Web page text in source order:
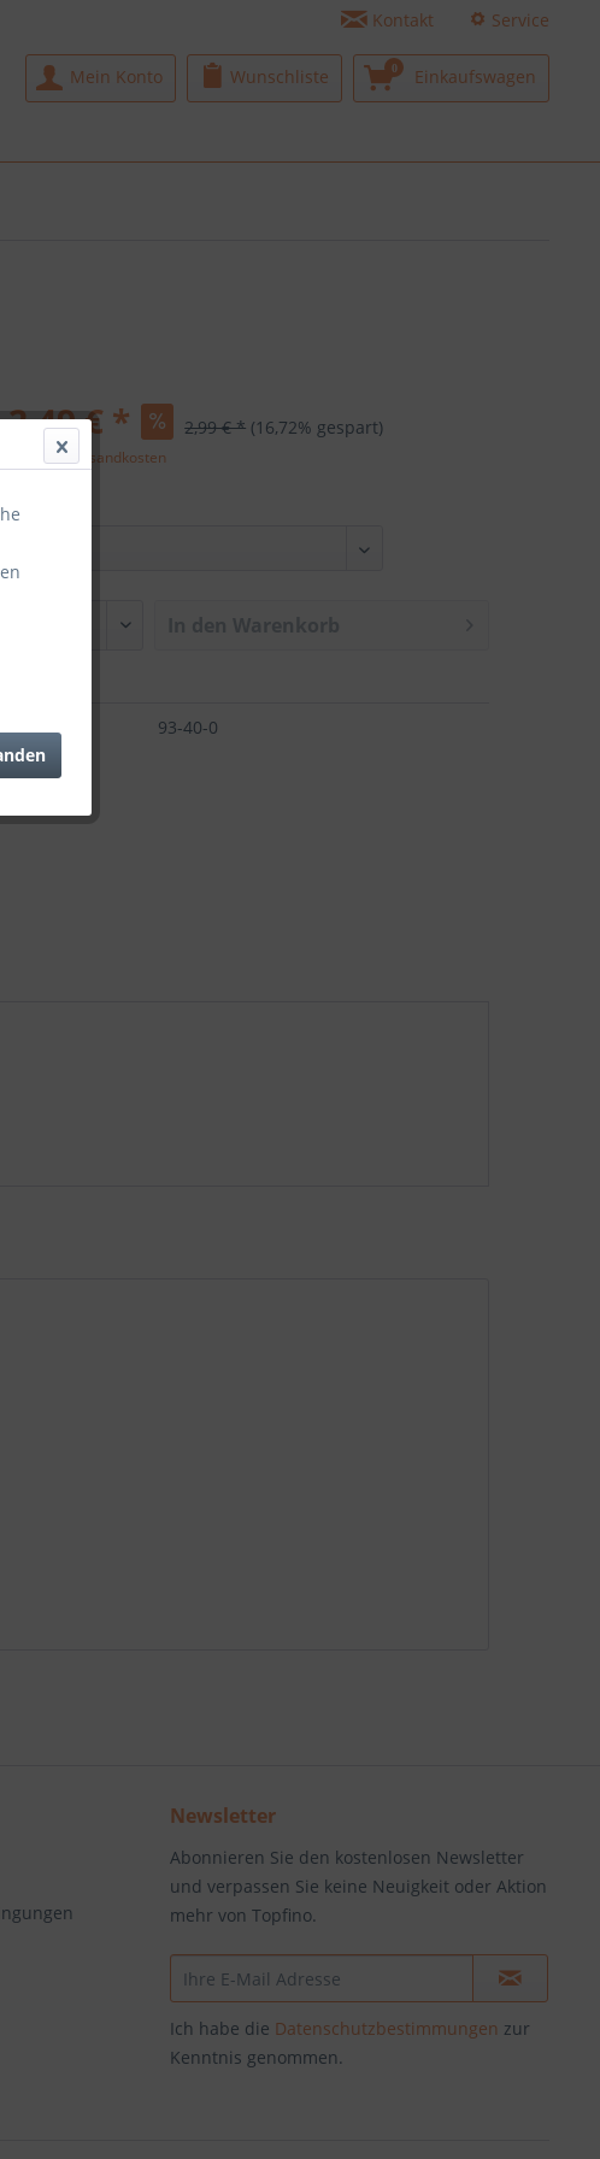
Kontakt Service
Mein Konto Wunschliste Einkaufswagen
0
€ * 2,99 € * (16,72% gespart)
zzgl. Versandkosten
Nr.: 93-40-0
Newsletter
Abonnieren Sie den kostenlosen Newsletter
und verpassen Sie keine Neuigkeit oder Aktion
mehr von Topfino.
Ich habe die Datenschutzbestimmungen zur
Kenntnis genommen.